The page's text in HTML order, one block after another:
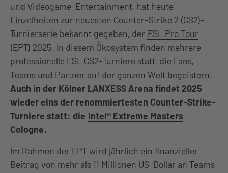
und Videogame-Entertainment, hat heute
Einzelheiten zur neuesten Counter-Strike 2 (CS2)-
Turnierserie bekannt gegeben, der ESL Pro Tour
(EPT) 2025. In diesem Ökosystem finden mehrere
professionelle ESL CS2-Turniere statt, die Fans,
Teams und Partner auf der ganzen Welt begeistern.
Auch in der Kölner LANXESS Arena findet 2025
wieder eins der renommiertesten Counter-Strike-
Turniere statt: die Intel® Extreme Masters
Cologne.
Im Rahmen der EPT wird jährlich ein finanzieller
Beitrag von mehr als 11 Millionen US-Dollar an Teams